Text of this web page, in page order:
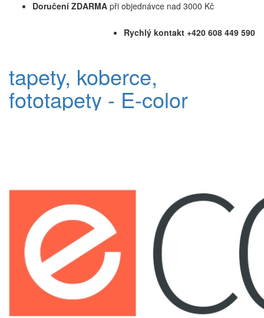
Doručení ZDARMA při objednávce nad 3000 Kč
Rychlý kontakt +420 608 449 590
tapety, koberce,
fototapety - E-color